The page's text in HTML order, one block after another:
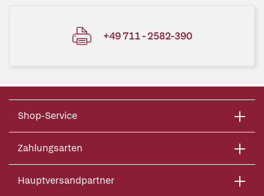
+49 711 - 2582-390
Shop-Service
Zahlungsarten
Hauptversandpartner